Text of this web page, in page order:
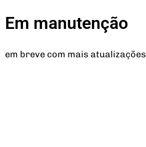
Em manutenção
em breve com mais atualizações